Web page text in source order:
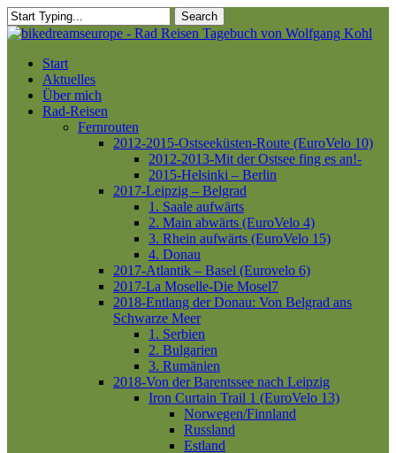
Skip
to
content
Search
Close
Menu
Start
Aktuelles
Über mich
Rad-Reisen
Fernrouten
2012-2015-Ostseeküsten-Route (EuroVelo 10)
2012-2013-Mit der Ostsee fing es an!-
2015-Helsinki – Berlin
2017-Leipzig – Belgrad
1. Saale aufwärts
2. Main abwärts (EuroVelo 4)
3. Rhein aufwärts (EuroVelo 15)
4. Donau
2017-Atlantik – Basel (Eurovelo 6)
2017-La Moselle-Die Mosel7
2018-Entlang der Donau: Von Belgrad ans
Schwarze Meer
1. Serbien
2. Bulgarien
3. Rumänien
2018-Von der Barentssee nach Leipzig
Iron Curtain Trail 1 (EuroVelo 13)
Norwegen/Finnland
Russland
Estland